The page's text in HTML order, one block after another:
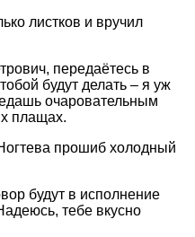
листков и вручил
передаётесь в
будут делать – я уж
очаровательным
плащах.
прошиб холодный
будут в исполнение
тебе вкусно